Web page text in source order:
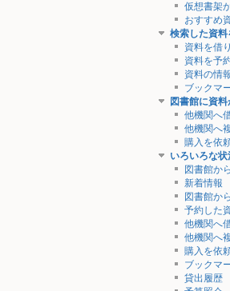
仮想書架
おすすめ
検索した資料
資料を借
資料を予
資料の情
ブックマ
図書館に資
他機関へ
他機関へ
購入を依
いろいろな
図書館か
新着情報
図書館か
予約した
他機関へ
他機関へ
購入を依
ブックマ
貸出履歴